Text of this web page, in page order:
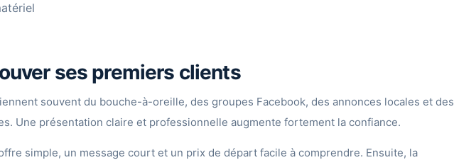
ses premiers clients
souvent du bouche-à-oreille, des groupes Facebook, des annonces locales et des
Une présentation claire et professionnelle augmente fortement la confiance.
simple, un message court et un prix de départ facile à comprendre. Ensuite, la